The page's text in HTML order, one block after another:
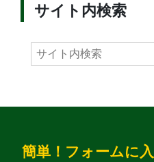
サイト内検索
簡単！フォームに